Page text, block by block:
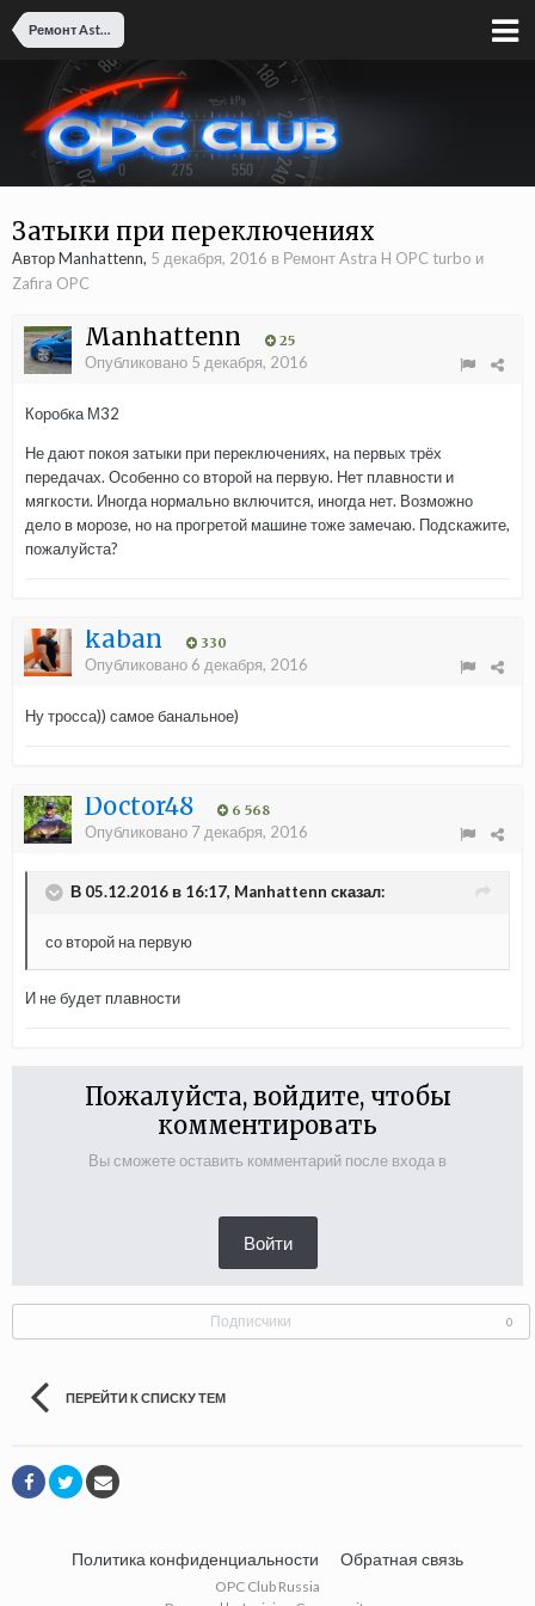
Ремонт Astra H OPC turbo и Zafira OPC
Затыки при переключениях
Автор Manhattenn, 5 декабря, 2016 в Ремонт Astra H OPC turbo и
Zafira OPC
Manhattenn 25
Опубликовано 5 декабря, 2016
Коробка М32
Не дают покоя затыки при переключениях, на первых трёх
передачах. Особенно со второй на первую. Нет плавности и
мягкости. Иногда нормально включится, иногда нет. Возможно
дело в морозе, но на прогретой машине тоже замечаю. Подскажите,
пожалуйста?
kaban 330
Опубликовано 6 декабря, 2016
Ну тросса)) самое банальное)
Doctor48 6 568
Опубликовано 7 декабря, 2016
В 05.12.2016 в 16:17, Manhattenn сказал:
со второй на первую
И не будет плавности
Пожалуйста, войдите, чтобы
комментировать
Вы сможете оставить комментарий после входа в
Войти
Подписчики 0
ПЕРЕЙТИ К СПИСКУ ТЕМ
Политика конфиденциальности Обратная связь
OPC Club Russia